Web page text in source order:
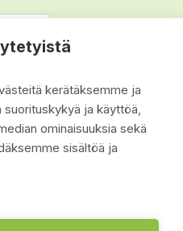
kerätäksemme ja
ja käyttöä,
ominaisuuksia sekä
sisältöä ja